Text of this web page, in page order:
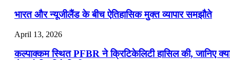
भारत और न्यूजीलैंड के बीच ऐतिहासिक मुक्त व्यापार समझौते
April 13, 2026
कल्पाक्कम स्थित PFBR ने क्रिटिकेलिटी हासिल की, जानिए